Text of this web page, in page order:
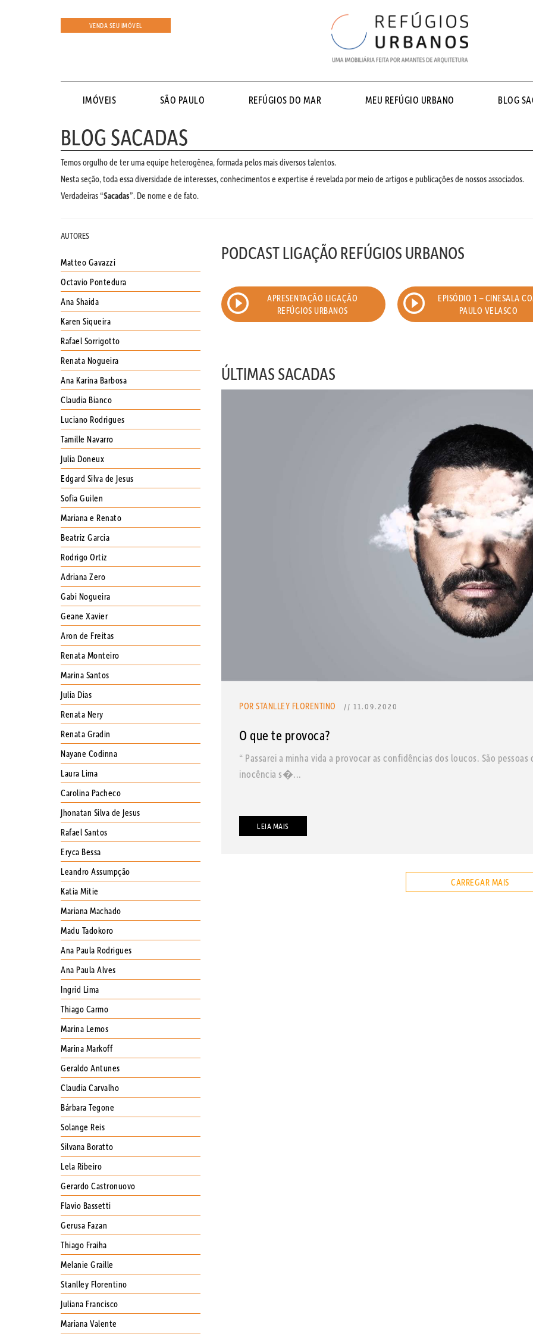
VENDA SEU IMÓVEL
IMÓVEIS SÃO PAULO REFÚGIOS DO MAR MEU REFÚGIO URBANO BLOG
BLOG SACADAS
Temos orgulho de ter uma equipe heterogênea, formada pelos mais diversos talentos.
Nesta seção, toda essa diversidade de interesses, conhecimentos e expertise é revelada por meio de artigos e publicações de nossos associados.
Verdadeiras “Sacadas”. De nome e de fato.
AUTORES
Matteo Gavazzi
Octavio Pontedura
Ana Shaida
Karen Siqueira
Rafael Sorrigotto
Renata Nogueira
Ana Karina Barbosa
Claudia Bianco
Luciano Rodrigues
Tamille Navarro
Julia Doneux
Edgard Silva de Jesus
Sofia Guilen
Mariana e Renato
Beatriz Garcia
Rodrigo Ortiz
Adriana Zero
Gabi Nogueira
Geane Xavier
Aron de Freitas
Renata Monteiro
Marina Santos
Julia Dias
Renata Nery
Renata Gradin
Nayane Codinna
Laura Lima
Carolina Pacheco
Jhonatan Silva de Jesus
Rafael Santos
Eryca Bessa
Leandro Assumpção
Katia Mitie
Mariana Machado
Madu Tadokoro
Ana Paula Rodrigues
Ana Paula Alves
Ingrid Lima
Thiago Carmo
Marina Lemos
Marina Markoff
Geraldo Antunes
Claudia Carvalho
Bárbara Tegone
Solange Reis
Silvana Boratto
Lela Ribeiro
Gerardo Castronuovo
Flavio Bassetti
Gerusa Fazan
Thiago Fraiha
Melanie Graille
Stanlley Florentino
Juliana Francisco
Mariana Valente
PODCAST LIGAÇÃO REFÚGIOS URBANOS
EPISÓDIO 109 : PAPO SOBRE
JORNALISMO E ARQUITETURA COM
APRESENTAÇÃO LIGAÇÃO
REFÚGIOS URBANOS
EPISÓDIO 1 – CINESALA
PAULO VELASCO
ÚLTIMAS SACADAS
POR STANLLEY FLORENTINO // 11.09.2020
O que te provoca?
“ Passarei a minha vida a provocar as confidências dos loucos. São
inocência s�...
LEIA MAIS
CARREGAR MAIS